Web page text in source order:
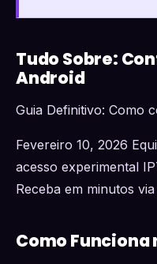
Tudo Sobre:
Android
Guia Definitivo: Como
Fevereiro 10, 2026
acesso experimental
Receba em minutos
Como Funciona